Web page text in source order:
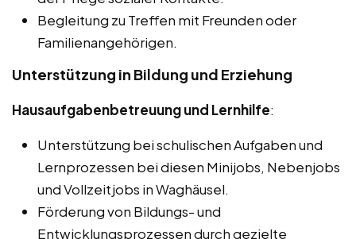
Begleitung zu Treffen mit Freunden oder
Familienangehörigen.
Unterstützung in Bildung und Erziehung
Hausaufgabenbetreuung und Lernhilfe:
Unterstützung bei schulischen Aufgaben und
Lernprozessen bei diesen Minijobs, Nebenjobs
und Vollzeitjobs in Waghäusel.
Förderung von Bildungs- und
Entwicklungsprozessen durch gezielte